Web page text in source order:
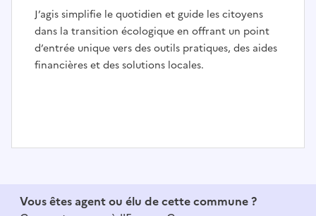
J’agis simplifie le quotidien et guide les citoyens
dans la transition écologique en offrant un point
d’entrée unique vers des outils pratiques, des aides
financières et des solutions locales.
Vous êtes agent ou élu de cette commune ?